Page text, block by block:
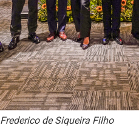
Frederico de Siqueira Filho